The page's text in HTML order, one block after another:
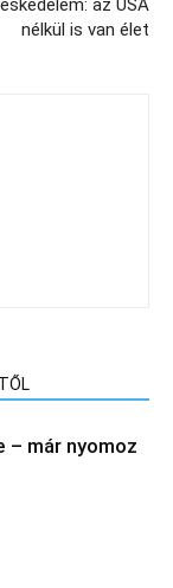
az USA
nélkül is van élet
– már nyomoz